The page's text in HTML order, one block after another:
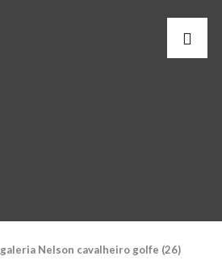
galeria Nelson cavalheiro golfe (26)